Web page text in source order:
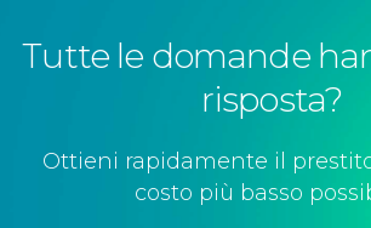
Tutte le domande
risposta?
Ottieni rapidamente il
costo più basso